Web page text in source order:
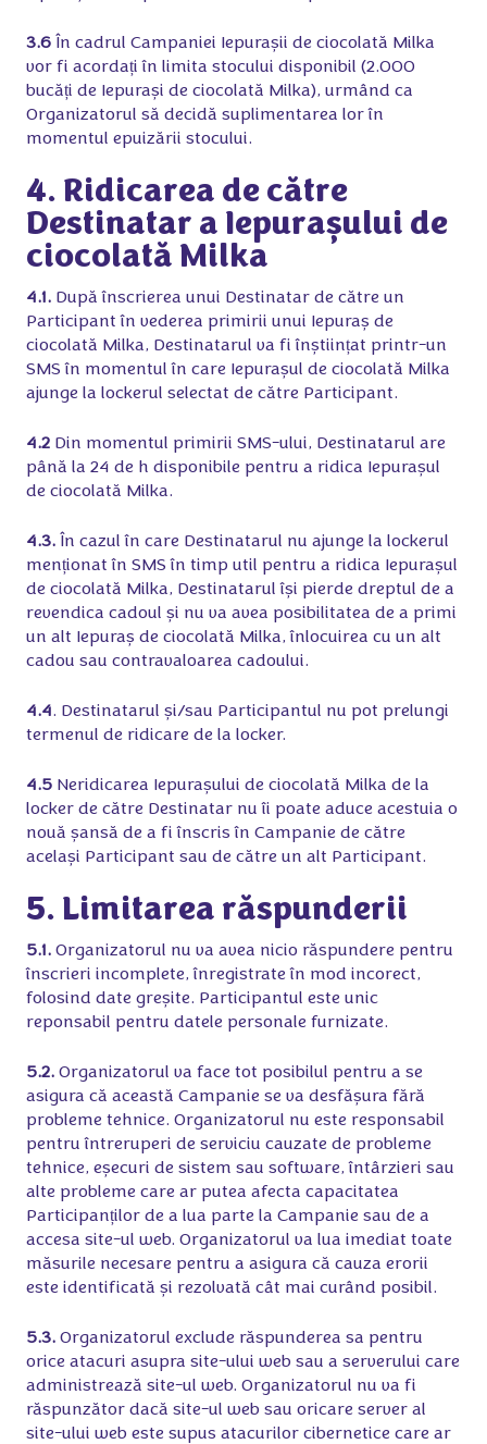
3.6 În cadrul Campaniei Iepurașii de ciocolată Milka
vor fi acordați în limita stocului disponibil (2.000
bucăți de Iepurași de ciocolată Milka), urmând ca
Organizatorul să decidă suplimentarea lor în
momentul epuizării stocului.
4. Ridicarea de către
Destinatar a Iepurașului de
ciocolată Milka
4.1. După înscrierea unui Destinatar de către un
Participant în vederea primirii unui Iepuraș de
ciocolată Milka, Destinatarul va fi înștiințat printr-un
SMS în momentul în care Iepurașul de ciocolată Milka
ajunge la lockerul selectat de către Participant.
4.2 Din momentul primirii SMS-ului, Destinatarul are
până la 24 de h disponibile pentru a ridica Iepurașul
de ciocolată Milka.
4.3. În cazul în care Destinatarul nu ajunge la lockerul
menționat în SMS în timp util pentru a ridica Iepurașul
de ciocolată Milka, Destinatarul își pierde dreptul de a
revendica cadoul și nu va avea posibilitatea de a primi
un alt Iepuraș de ciocolată Milka, înlocuirea cu un alt
cadou sau contravaloarea cadoului.
4.4. Destinatarul și/sau Participantul nu pot prelungi
termenul de ridicare de la locker.
4.5 Neridicarea Iepurașului de ciocolată Milka de la
locker de către Destinatar nu îi poate aduce acestuia o
nouă șansă de a fi înscris în Campanie de către
același Participant sau de către un alt Participant.
5. Limitarea răspunderii
5.1. Organizatorul nu va avea nicio răspundere pentru
înscrieri incomplete, înregistrate în mod incorect,
folosind date greșite. Participantul este unic
reponsabil pentru datele personale furnizate.
5.2. Organizatorul va face tot posibilul pentru a se
asigura că această Campanie se va desfășura fără
probleme tehnice. Organizatorul nu este responsabil
pentru întreruperi de serviciu cauzate de probleme
tehnice, eșecuri de sistem sau software, întârzieri sau
alte probleme care ar putea afecta capacitatea
Participanților de a lua parte la Campanie sau de a
accesa site-ul web. Organizatorul va lua imediat toate
măsurile necesare pentru a asigura că cauza erorii
este identificată și rezolvată cât mai curând posibil.
5.3. Organizatorul exclude răspunderea sa pentru
orice atacuri asupra site-ului web sau a serverului care
administrează site-ul web. Organizatorul nu va fi
răspunzător dacă site-ul web sau oricare server al
site-ului web este supus atacurilor cibernetice care ar